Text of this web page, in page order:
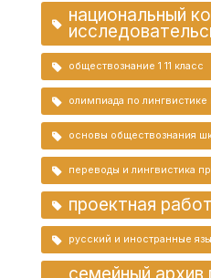
национальный
обществознание 1 11 класс
олимпиада по лингвистике
основы обществознания
переводы и лингвистика
проектная
русский и иностранные